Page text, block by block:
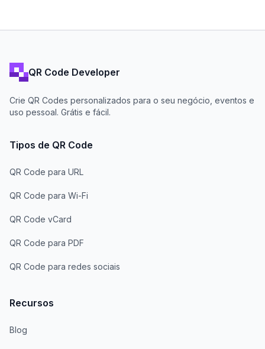
QR Code Developer
Crie QR Codes personalizados para o seu negócio, eventos e
uso pessoal. Grátis e fácil.
Tipos de QR Code
QR Code para URL
QR Code para Wi-Fi
QR Code vCard
QR Code para PDF
QR Code para redes sociais
Recursos
Blog